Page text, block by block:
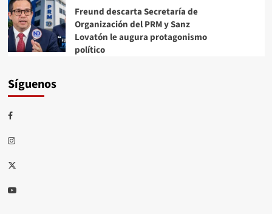
Freund descarta Secretaría de
Organización del PRM y Sanz
Lovatón le augura protagonismo
político
Síguenos